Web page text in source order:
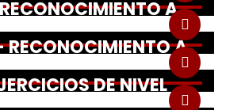
A
RECONOCIMIENTO A
DE NIVEL